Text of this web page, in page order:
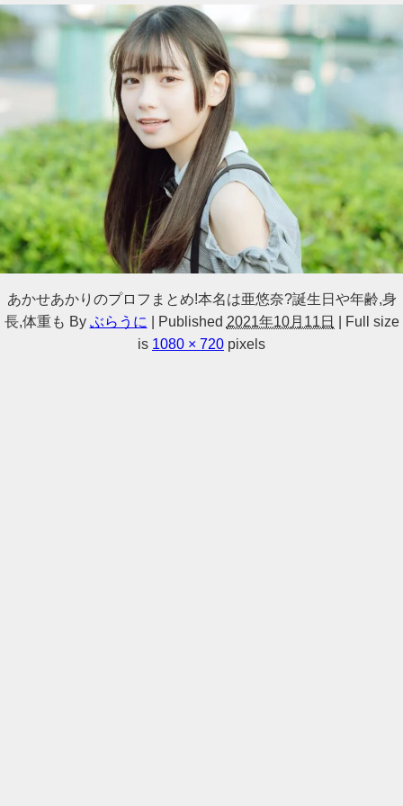
あかせあかりのプロフまとめ!本名は亜悠奈?誕生日や年齢,身
長,体重も By ぶらうに Published 2021年10月11日
Full size
is 1080 × 720 pixels